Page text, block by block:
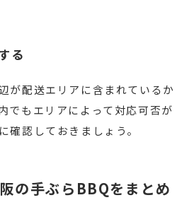
る
が配送エリアに含まれているか
でもエリアによって対応可否が
確認しておきましょう。
の手ぶらBBQをまとめ